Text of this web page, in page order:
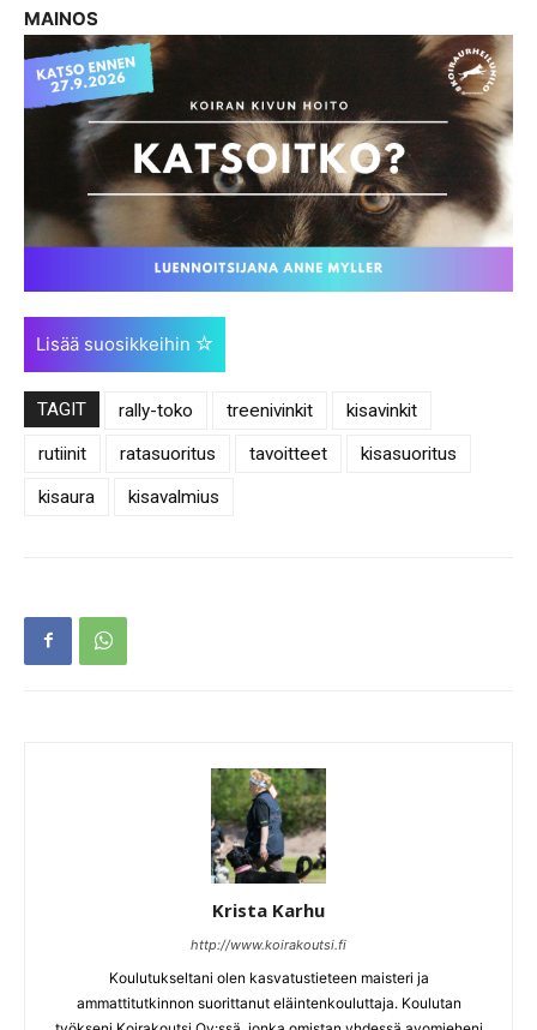
MAINOS
Lisää suosikkeihin
TAGIT rally-toko treenivinkit
kisavinkit
rutiinit
ratasuoritus tavoitteet
kisasuoritus
kisaura
kisavalmius
Krista Karhu
http://www.koirakoutsi.fi
Koulutukseltani olen kasvatustieteen maisteri ja
ammattitutkinnon suorittanut eläintenkouluttaja. Koulutan